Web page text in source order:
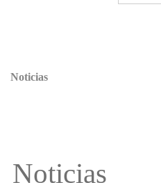
AYUNTAMIENTO
Noticias
Noticias